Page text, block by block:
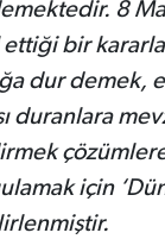
8
bir kararla
dur demek,
duranlara
için